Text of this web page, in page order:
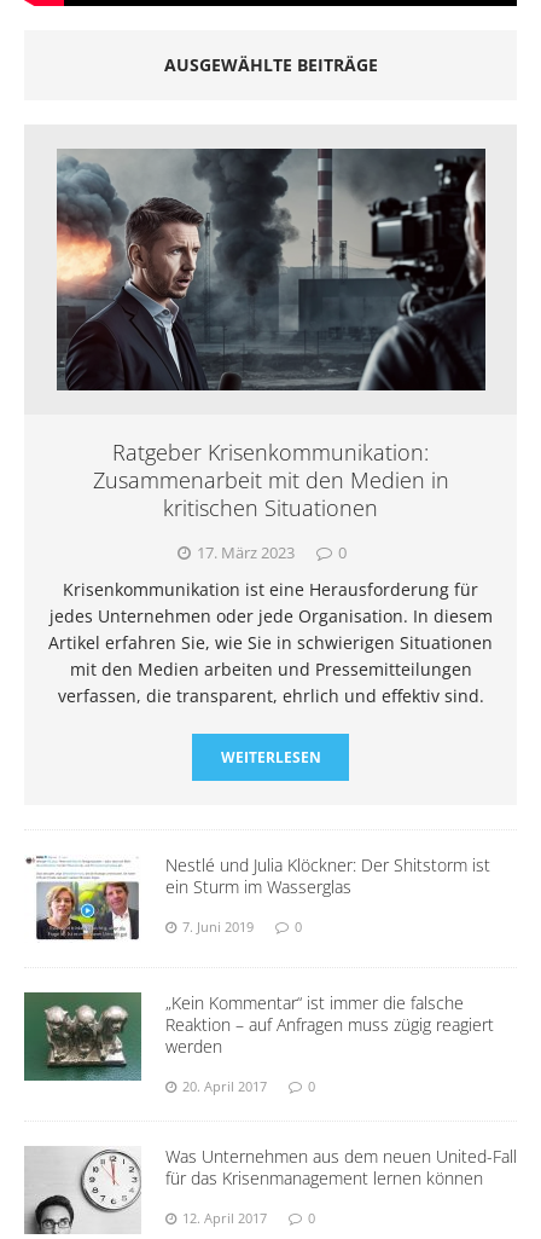
AUSGEWÄHLTE BEITRÄGE
Ratgeber Krisenkommunikation:
Zusammenarbeit mit den Medien in
kritischen Situationen
17. März 2023 0
Krisenkommunikation ist eine Herausforderung für
jedes Unternehmen oder jede Organisation. In diesem
Artikel erfahren Sie, wie Sie in schwierigen Situationen
mit den Medien arbeiten und Pressemitteilungen
verfassen, die transparent, ehrlich und effektiv sind.
WEITERLESEN
Nestlé und Julia Klöckner: Der Shitstorm ist
ein Sturm im Wasserglas
7. Juni 2019 0
„Kein Kommentar“ ist immer die falsche
Reaktion – auf Anfragen muss zügig reagiert
werden
20. April 2017 0
Was Unternehmen aus dem neuen United-Fall
für das Krisenmanagement lernen können
12. April 2017 0